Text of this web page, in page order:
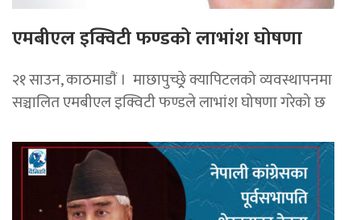
एमबीएल इक्विटी फण्डको लाभांश घोषणा
२१ साउन, काठमाडाैं । माछापुच्छ्र्रे क्यापिटलको व्यवस्थापनमा
सञ्चालित एमबीएल इक्विटी फण्डले लाभांश घोषणा गरेको छ